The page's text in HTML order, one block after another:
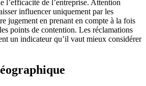
l’efficacité de l’entreprise. Attention
influencer uniquement par les
jugement en prenant en compte à la fois
points de contention. Les réclamations
un indicateur qu’il vaut mieux considérer